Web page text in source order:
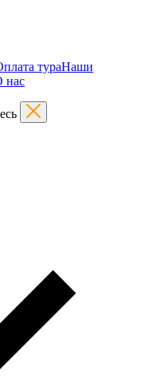
тураНаши
нас